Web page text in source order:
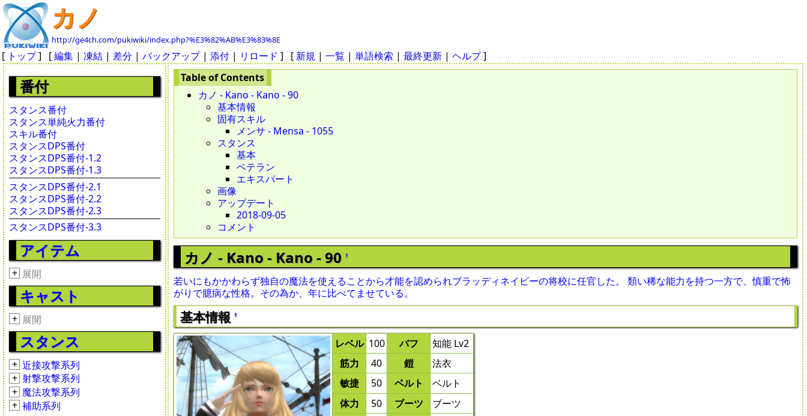
カノ
http://ge4ch.com/pukiwiki/index.php?%E3%82%AB%E3%83%8E
[ トップ] [編集 |凍結 | 差分 |バックアップ|添付 | リロード ] [ 新規 |一覧 |単語検索 |最終更新 |ヘルプ]
番付
スタンス番付
スタンス単純火力番付
スキル番付
スタンスDPS番付
スタンスDPS番付-1.2
スタンスDPS番付-1.3
スタンスDPS番付-2.1
スタンスDPS番付-2.2
スタンスDPS番付-2.3
スタンスDPS番付-3.3
アイテム
+ 展開
キャスト
+ 展開
スタンス
+ 近接攻撃系列
+ 射撃攻撃系列
+ 魔法攻撃系列
+ 補助系列
カノ - Kano - Kano - 90
基本情報
固有スキル
メンサ - Mensa - 1055
スタンス
基本
ベテラン
エキスパート
画像
アップデート
2018-09-05
コメント
カノ - Kano - Kano - 90†
若いにもかかわらず独自の魔法を使えることから才能を認められブラッディネイビーの将校に任官した。 類い稀な能力を持つ一方で、慎重で怖
がりで臆病な性格。その為か、年に比べてませている。
基本情報 †
レベル 100 バフ
知能 Lv2
筋力
40 鎧
法衣
敏捷
50 ベルト
ベルト
体力
50 ブーツ
ブーツ